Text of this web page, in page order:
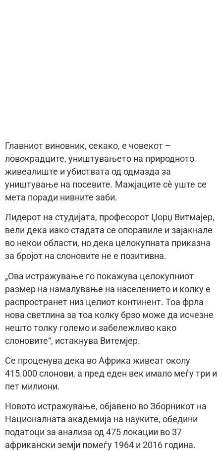
Главниот виновник, секако, е човекот –
ловокрадците, уништувањето на природното
живеалиште и убиствата од одмазда за
уништување на посевите. Мажјаците сè уште се
мета поради нивните заби.
Лидерот на студијата, професорот Џорџ Витмајер,
вели дека иако стадата се опоравиле и зајакнале
во некои области, но дека целокупната приказна
за бројот на слоновите не е позитивна.
„Ова истражување го покажува целокупниот
размер на намалување на населението и колку е
распространет низ целиот континент. Тоа фрла
нова светлина за тоа колку брзо може да исчезне
нешто толку големо и забележливо како
слоновите“, истакнува Витемјер.
Се проценува дека во Африка живеат околу
415.000 слонови, а пред еден век имало меѓу три и
пет милиони.
Новото истражување, објавено во Зборникот на
Националната академија на науките, обедини
податоци за анализа од 475 локации во 37
африкански земји помеѓу 1964 и 2016 година.